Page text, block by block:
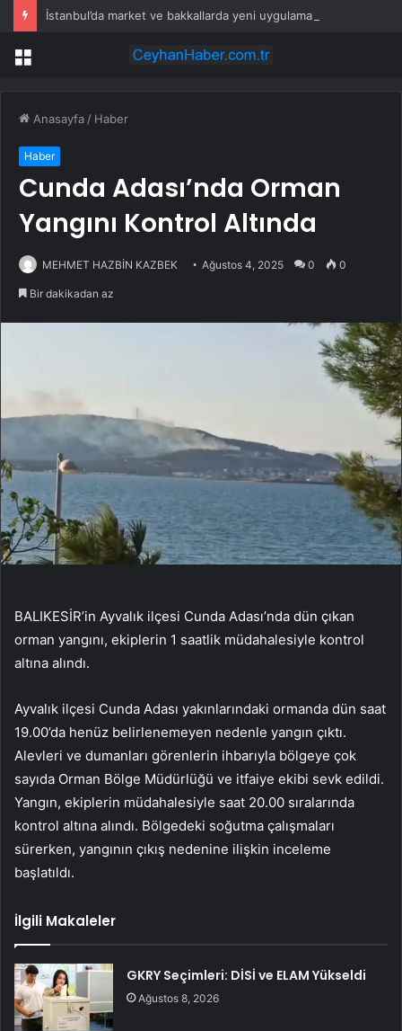
Menü
Anasayfa / Haber
Haber
Cunda Adası’nda Orman
Yangını Kontrol Altında
MEHMET HAZBİN KAZBEK Ağustos 4, 2025 0 0
Bir dakikadan az
BALIKESİR’in Ayvalık ilçesi Cunda Adası’nda dün çıkan
orman yangını, ekiplerin 1 saatlik müdahalesiyle kontrol
altına alındı.
Ayvalık ilçesi Cunda Adası yakınlarındaki ormanda dün saat
19.00’da henüz belirlenemeyen nedenle yangın çıktı.
Alevleri ve dumanları görenlerin ihbarıyla bölgeye çok
sayıda Orman Bölge Müdürlüğü ve itfaiye ekibi sevk edildi.
Yangın, ekiplerin müdahalesiyle saat 20.00 sıralarında
kontrol altına alındı. Bölgedeki soğutma çalışmaları
sürerken, yangının çıkış nedenine ilişkin inceleme
başlatıldı.
İlgili Makaleler
GKRY Seçimleri: DİSİ ve ELAM Yükseldi
Ağustos 8, 2026